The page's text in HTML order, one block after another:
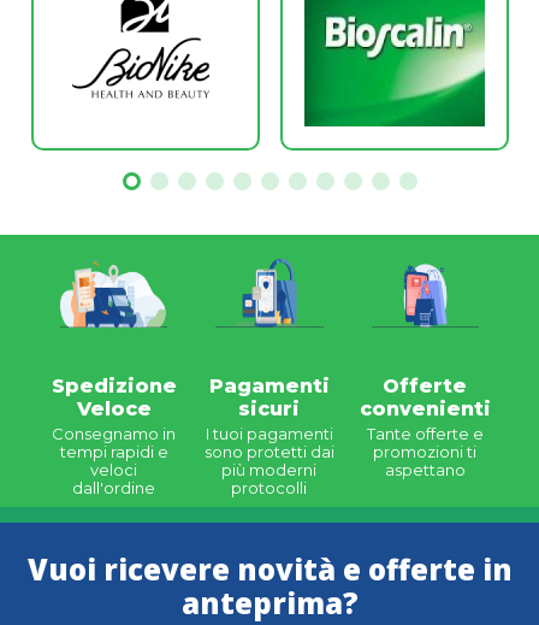
Spedizione
Veloce
Consegnamo in
tempi rapidi e
veloci
dall'ordine
Pagamenti
sicuri
I tuoi pagamenti
sono protetti dai
più moderni
protocolli
Offerte
convenienti
Tante offerte e
promozioni ti
aspettano
Vuoi ricevere novità e offerte in
anteprima?